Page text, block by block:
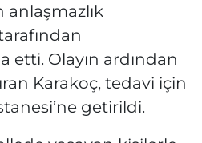
anlaşmazlık
Olayın ardından
Karakoç, tedavi için
getirildi.